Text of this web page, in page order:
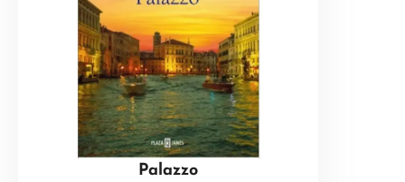
Palazzo